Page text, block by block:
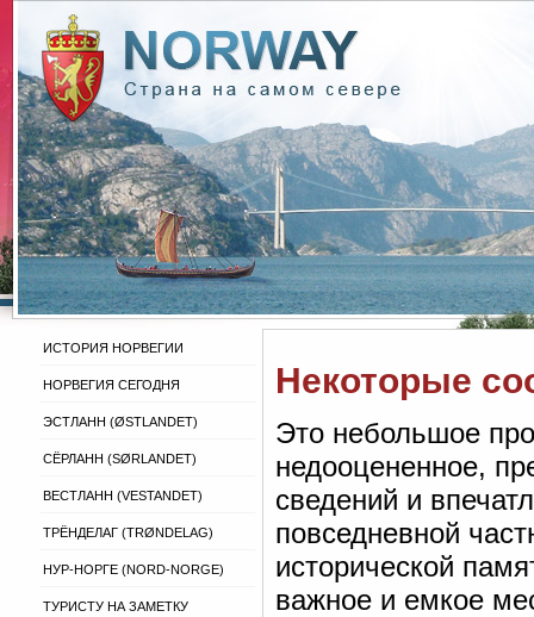
ИСТОРИЯ НОРВЕГИИ
НОРВЕГИЯ СЕГОДНЯ
ЭСТЛАНН (ØSTLANDET)
СЁРЛАНН (SØRLANDET)
ВЕСТЛАНН (VESTANDET)
ТРЁНДЕЛАГ (TRØNDELAG)
НУР-НОРГЕ (NORD-NORGE)
ТУРИСТУ НА ЗАМЕТКУ
Некоторые
Это небольшое
недооцененное,
сведений и
повседневной
исторической
важное и емкое